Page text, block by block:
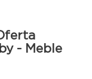
- Meble